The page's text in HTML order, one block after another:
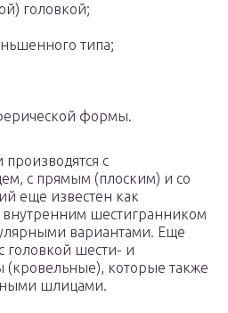
головкой;
типа;
формы.
производятся с
с прямым (плоским) и со
еще известен как
внутренним шестигранником
вариантами. Еще
головкой шести- и
которые также
шлицами.